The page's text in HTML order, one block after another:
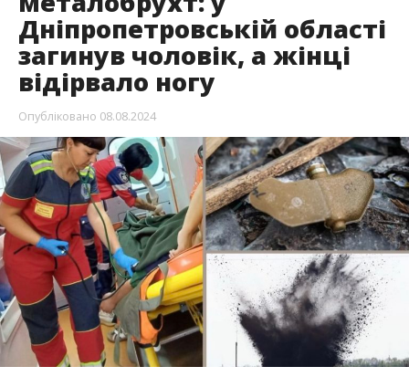
Дніпропетровській області
загинув чоловік, а жінці
відірвало ногу
Опубліковано 08.08.2024